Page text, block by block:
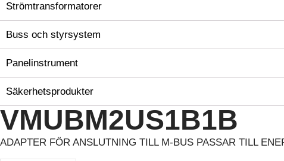
Strömtransformatorer
Buss och styrsystem
Panelinstrument
Säkerhetsprodukter
VMUBM2US1B1B
ADAPTER FÖR ANSLUTNING TILL M-BUS PASSAR TILL